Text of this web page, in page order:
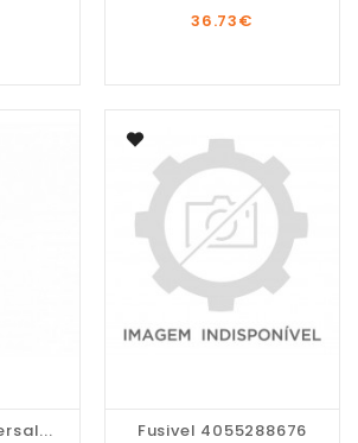
36.73€
Fusivel 4055288676